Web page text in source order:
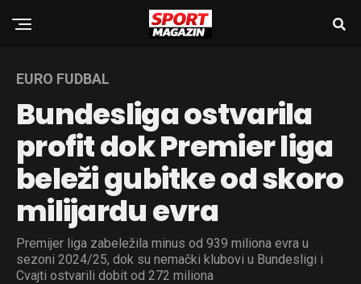
EURO FUDBAL
Bundesliga ostvarila
profit dok Premier liga
beleži gubitke od skoro
milijardu evra
Premijer liga zabeležila minus od 939 miliona evra u
sezoni 2024/25, dok su nemački klubovi u Bundesligi i
Cvajti ostvarili dobit od 272 miliona